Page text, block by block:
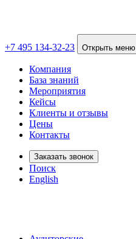
+7 495 134-32-23 Открыть меню
Компания
База знаний
Мероприятия
Кейсы
Клиенты и отзывы
Цены
Контакты
Заказать звонок
Поиск
English